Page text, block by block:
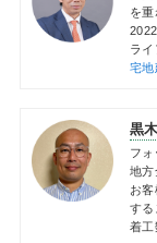
を重
ライ
宅地
黒
フ
地方
お
する
着工